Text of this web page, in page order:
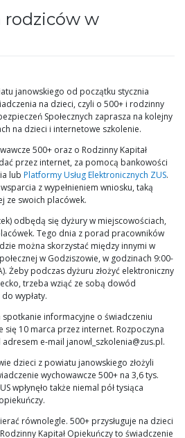
rodziców w
janowskiego od początku stycznia
na dzieci, czyli o 500+ i rodzinny
Społecznych zaprasza na kolejny
na dzieci i internetowe szkolenie.
500+ oraz o Rodzinny Kapitał
przez internet, za pomocą bankowości
lub Platformy Usług Elektronicznych ZUS.
z wypełnieniem wniosku, taką
ze swoich placówek.
odbędą się dyżury w miejscowościach,
Tego dnia z porad pracowników
można skorzystać między innymi w
w Godziszowie, w godzinach 9:00-
Żeby podczas dyżuru złożyć elektroniczny
trzeba wziąć ze sobą dowód
wypłaty.
spotkanie informacyjne o świadczeniu
się 10 marca przez internet. Rozpoczyna
e-mail janowl_szkolenia@zus.pl.
dzieci z powiatu janowskiego złożyli
wychowawcze 500+ na 3,6 tys.
wpłynęło także niemal pół tysiąca
równolegle. 500+ przysługuje na dzieci
Kapitał Opiekuńczy to świadczenie